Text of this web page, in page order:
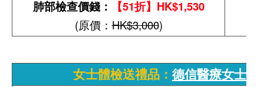
肺部檢查價錢： 【51折】HK$1,530
(原價：HK$3,000)
女士體檢送禮品： 德信醫療女士標